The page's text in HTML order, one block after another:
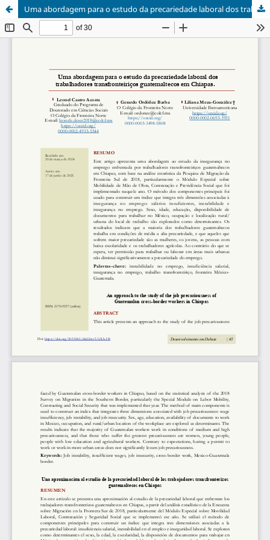
Uma abordagem para o estudo da precariedade laboral dos trabalhadores transfronteiriços guatemaltecos em Chiapas